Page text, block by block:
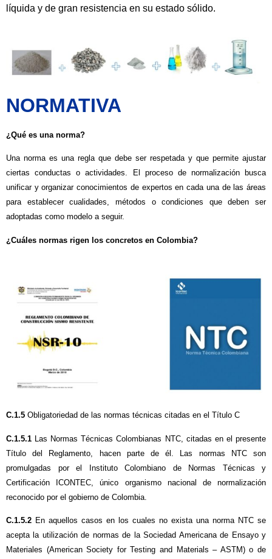
líquida y de gran resistencia en su estado sólido.
NORMATIVA
¿Qué es una norma?
Una norma es una regla que debe ser respetada y que permite ajustar
ciertas conductas o actividades. El proceso de normalización busca
unificar y organizar conocimientos de expertos en cada una de las áreas
para establecer cualidades, métodos o condiciones que deben ser
adoptadas como modelo a seguir.
¿Cuáles normas rigen los concretos en Colombia?
C.1.5 Obligatoriedad de las normas técnicas citadas en el Título C
C.1.5.1 Las Normas Técnicas Colombianas NTC, citadas en el presente
Título del Reglamento, hacen parte de él. Las normas NTC son
promulgadas por el Instituto Colombiano de Normas Técnicas y
Certificación ICONTEC, único organismo nacional de normalización
reconocido por el gobierno de Colombia.
C.1.5.2 En aquellos casos en los cuales no exista una norma NTC se
acepta la utilización de normas de la Sociedad Americana de Ensayo y
Materiales (American Society for Testing and Materials – ASTM) o de